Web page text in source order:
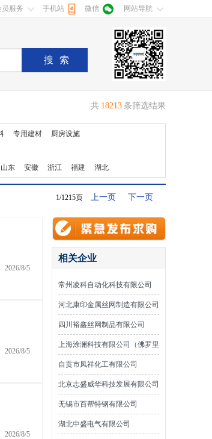
员服务 手机站 微信 网站导航
搜索
共 18213 条筛选结果
专用建材
厨房设施
山东 安徽 浙江 福建
湖北
1/1215页 上一页 下一页
2026/8/5
2026/8/5
2026/8/5
相关企业
常州凌科自动化科技有限公司
河北康印金属丝网制造有限公司
四川裕鑫丝网制品有限公司
上海涂澜科技有限公司（佛罗里
达漆）
自贡市凤祥化工有限公司
北京志盛威华科技发展有限公司
无锡市百帮特钢有限公司
湖北中盛电气有限公司